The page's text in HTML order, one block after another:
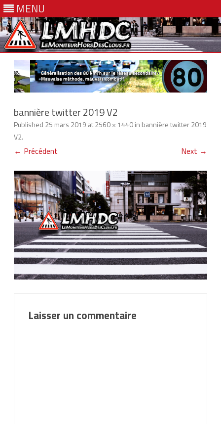
MENU
Skip
to
content
bannière twitter 2019 V2
Published 25 mars 2019 at2560 × 1440in bannière twitter 2019
V2.
← Précédent Next →
Laisser un commentaire